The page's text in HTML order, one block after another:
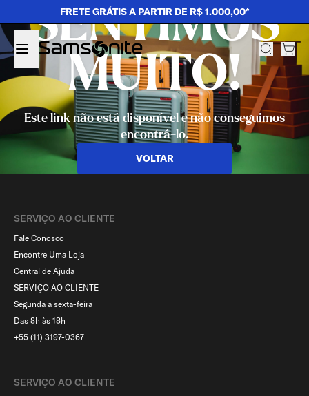
FRETE GRÁTIS A PARTIR DE R$ 1.000,00*
SENTIMOS
MUITO!
Este link não está disponível e não conseguimos
encontrá-lo.
VOLTAR
SERVIÇO AO CLIENTE​
Fale Conosco
Encontre Uma Loja
Central de Ajuda
SERVIÇO AO CLIENTE
Segunda a sexta-feira
Das 8h às 18h
+55 (11) 3197-0367
SERVIÇO AO CLIENTE​